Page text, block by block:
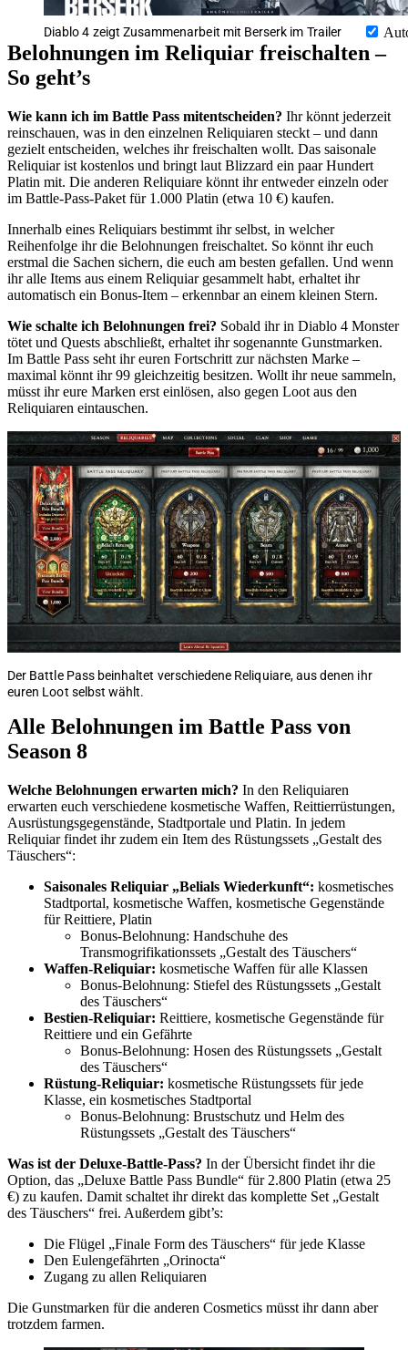
Diablo 4 zeigt Zusammenarbeit mit Berserk im Trailer
Belohnungen im Reliquiar freischalten –
So geht’s
Wie kann ich im Battle Pass mitentscheiden? Ihr könnt jederzeit
reinschauen, was in den einzelnen Reliquiaren steckt – und dann
gezielt entscheiden, welches ihr freischalten wollt. Das saisonale
Reliquiar ist kostenlos und bringt laut Blizzard ein paar Hundert
Platin mit. Die anderen Reliquiare könnt ihr entweder einzeln oder
im Battle-Pass-Paket für 1.000 Platin (etwa 10 €) kaufen.
Innerhalb eines Reliquiars bestimmt ihr selbst, in welcher
Reihenfolge ihr die Belohnungen freischaltet. So könnt ihr euch
erstmal die Sachen sichern, die euch am besten gefallen. Und wenn
ihr alle Items aus einem Reliquiar gesammelt habt, erhaltet ihr
automatisch ein Bonus-Item – erkennbar an einem kleinen Stern.
Wie schalte ich Belohnungen frei? Sobald ihr in Diablo 4 Monster
tötet und Quests abschließt, erhaltet ihr sogenannte Gunstmarken.
Im Battle Pass seht ihr euren Fortschritt zur nächsten Marke –
maximal könnt ihr 99 gleichzeitig besitzen. Wollt ihr neue sammeln,
müsst ihr eure Marken erst einlösen, also gegen Loot aus den
Reliquiaren eintauschen.
Der Battle Pass beinhaltet verschiedene Reliquiare, aus denen ihr
euren Loot selbst wählt.
Alle Belohnungen im Battle Pass von
Season 8
Welche Belohnungen erwarten mich? In den Reliquiaren
erwarten euch verschiedene kosmetische Waffen, Reittierrüstungen,
Ausrüstungsgegenstände, Stadtportale und Platin. In jedem
Reliquiar findet ihr zudem ein Item des Rüstungssets „Gestalt des
Täuschers“:
Saisonales Reliquiar „Belials Wiederkunft“: kosmetisches
Stadtportal, kosmetische Waffen, kosmetische Gegenstände
für Reittiere, Platin
Bonus-Belohnung: Handschuhe des
Transmogrifikationssets „Gestalt des Täuschers“
Waffen-Reliquiar: kosmetische Waffen für alle Klassen
Bonus-Belohnung: Stiefel des Rüstungssets „Gestalt
des Täuschers“
Bestien-Reliquiar: Reittiere, kosmetische Gegenstände für
Reittiere und ein Gefährte
Bonus-Belohnung: Hosen des Rüstungssets „Gestalt
des Täuschers“
Rüstung-Reliquiar: kosmetische Rüstungssets für jede
Klasse, ein kosmetisches Stadtportal
Bonus-Belohnung: Brustschutz und Helm des
Rüstungssets „Gestalt des Täuschers“
Was ist der Deluxe-Battle-Pass? In der Übersicht findet ihr die
Option, das „Deluxe Battle Pass Bundle“ für 2.800 Platin (etwa 25
€) zu kaufen. Damit schaltet ihr direkt das komplette Set „Gestalt
des Täuschers“ frei. Außerdem gibt’s:
Die Flügel „Finale Form des Täuschers“ für jede Klasse
Den Eulengefährten „Orinocta“
Zugang zu allen Reliquiaren
Die Gunstmarken für die anderen Cosmetics müsst ihr dann aber
trotzdem farmen.